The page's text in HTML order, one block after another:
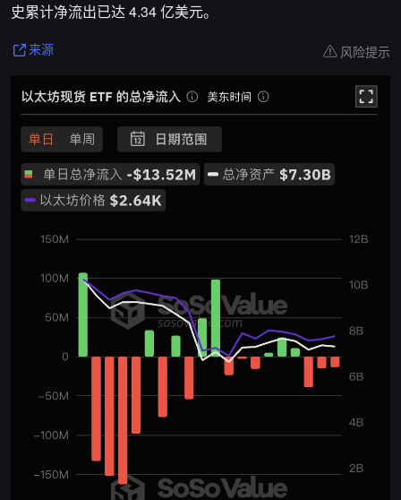
史累计净流出已达 4.34 亿美元。
来源 风险提示